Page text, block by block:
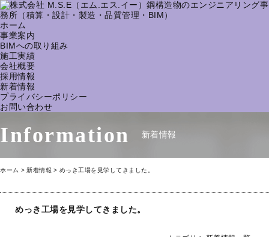
ホーム
事業案内
BIMへの取り組み
施工実績
会社概要
採用情報
新着情報
プライバシーポリシー
お問い合わせ
Information 新着情報
ホーム 新着情報 めっき工場を見学してきました。
めっき工場を見学してきました。